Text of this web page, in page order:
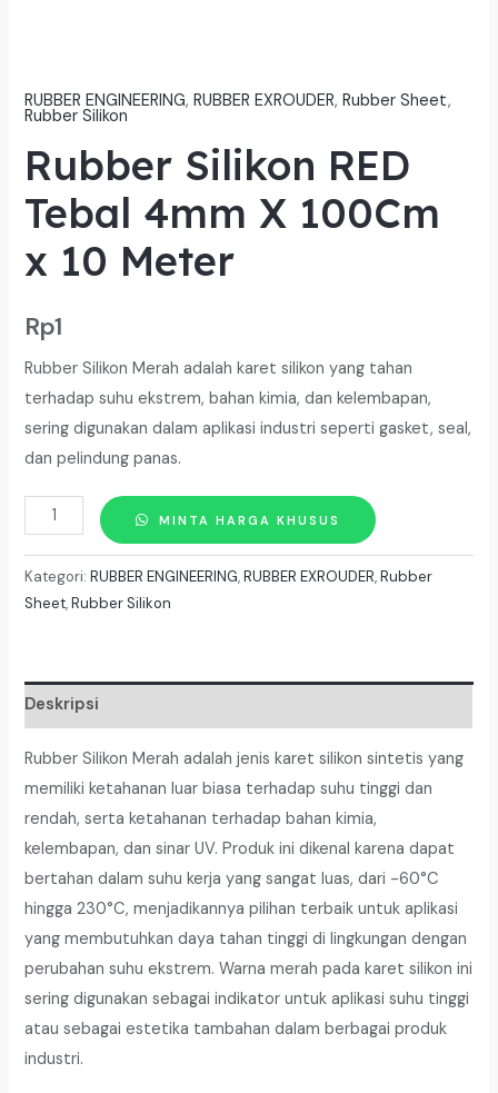
RUBBER ENGINEERING,RUBBER EXROUDER,Rubber Sheet,
Rubber Silikon
Rubber Silikon RED
Tebal 4mm X 100Cm
x 10 Meter
Rp1
Rubber Silikon Merah adalah karet silikon yang tahan
terhadap suhu ekstrem, bahan kimia, dan kelembapan,
sering digunakan dalam aplikasi industri seperti gasket, seal,
dan pelindung panas.
Kuantitas
Rubber
Silikon
RED
X
x
10
Meter
MINTA HARGA KHUSUS
Kategori:RUBBER ENGINEERING,RUBBER EXROUDER,Rubber
Sheet,Rubber Silikon
Deskripsi
Rubber Silikon Merah adalah jenis karet silikon sintetis yang
memiliki ketahanan luar biasa terhadap suhu tinggi dan
rendah, serta ketahanan terhadap bahan kimia,
kelembapan, dan sinar UV. Produk ini dikenal karena dapat
bertahan dalam suhu kerja yang sangat luas, dari -60°C
hingga 230°C, menjadikannya pilihan terbaik untuk aplikasi
yang membutuhkan daya tahan tinggi di lingkungan dengan
perubahan suhu ekstrem. Warna merah pada karet silikon ini
sering digunakan sebagai indikator untuk aplikasi suhu tinggi
atau sebagai estetika tambahan dalam berbagai produk
industri.